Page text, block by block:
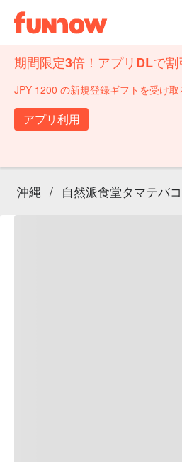
期間限定3倍！アプリDLで割
JPY 1200 の新規登録ギフトを受け取
アプリ利用
沖縄 / 自然派食堂タマテバコ